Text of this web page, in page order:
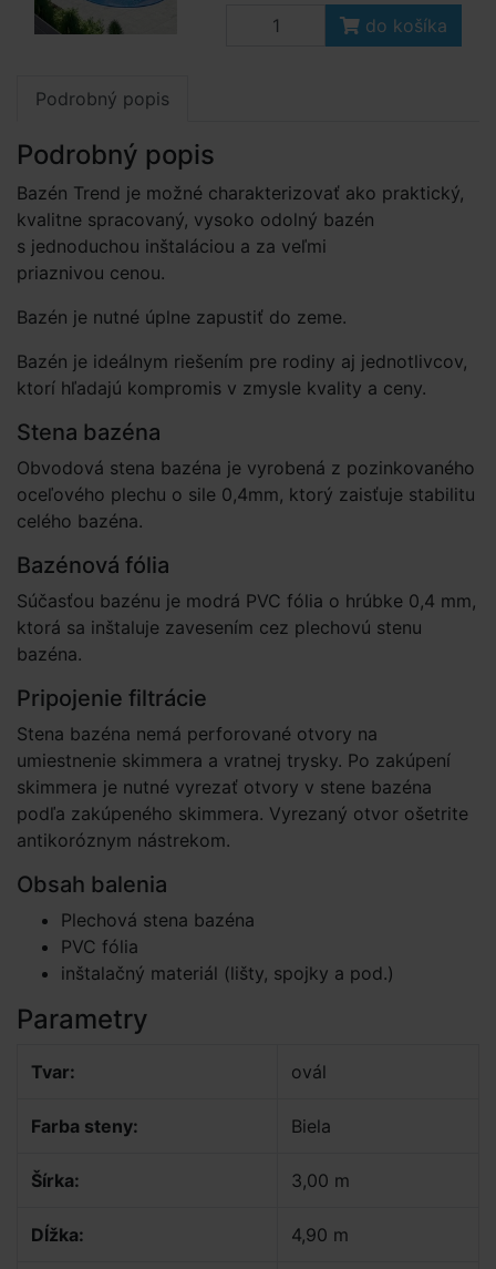
do košíka
Podrobný popis
Podrobný popis
Bazén Trend je možné charakterizovať ako praktický,
kvalitne spracovaný, vysoko odolný bazén
s jednoduchou inštaláciou a za veľmi
priaznivou cenou.
Bazén je nutné úplne zapustiť do zeme.
Bazén je ideálnym riešením pre rodiny aj jednotlivcov,
ktorí hľadajú kompromis v zmysle kvality a ceny.
Stena bazéna
Obvodová stena bazéna je vyrobená z pozinkovaného
oceľového plechu o sile 0,4mm, ktorý zaisťuje stabilitu
celého bazéna.
Bazénová fólia
Súčasťou bazénu je modrá PVC fólia o hrúbke 0,4 mm,
ktorá sa inštaluje zavesením cez plechovú stenu
bazéna.
Pripojenie filtrácie
Stena bazéna nemá perforované otvory na
umiestnenie skimmera a vratnej trysky. Po zakúpení
skimmera je nutné vyrezať otvory v stene bazéna
podľa zakúpeného skimmera. Vyrezaný otvor ošetrite
antikoróznym nástrekom.
Obsah balenia
Plechová stena bazéna
PVC fólia
inštalačný materiál (lišty, spojky a pod.)
Parametry
Tvar: ovál
Farba steny: Biela
Šírka: 3,00 m
Dĺžka: 4,90 m